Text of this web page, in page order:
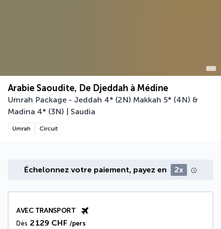
Arabie Saoudite, De Djeddah à Médine
Umrah Package - Jeddah 4* (2N) Makkah 5* (4N) &
Madina 4* (3N) | Saudia
Umrah Circuit
Échelonnez votre paiement, payez en 2x
AVEC TRANSPORT
Dès 2 129 CHF /pers